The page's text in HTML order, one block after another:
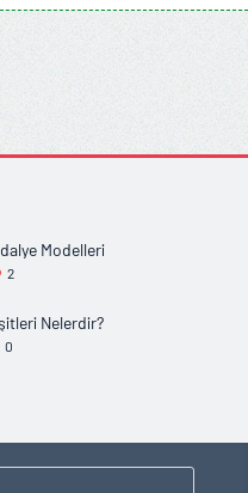
Modelleri
2
Nelerdir?
0